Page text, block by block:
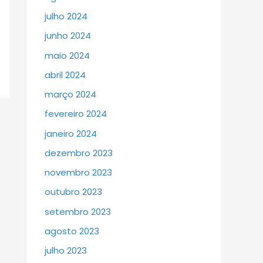
julho 2024
junho 2024
maio 2024
abril 2024
março 2024
fevereiro 2024
janeiro 2024
dezembro 2023
novembro 2023
outubro 2023
setembro 2023
agosto 2023
julho 2023